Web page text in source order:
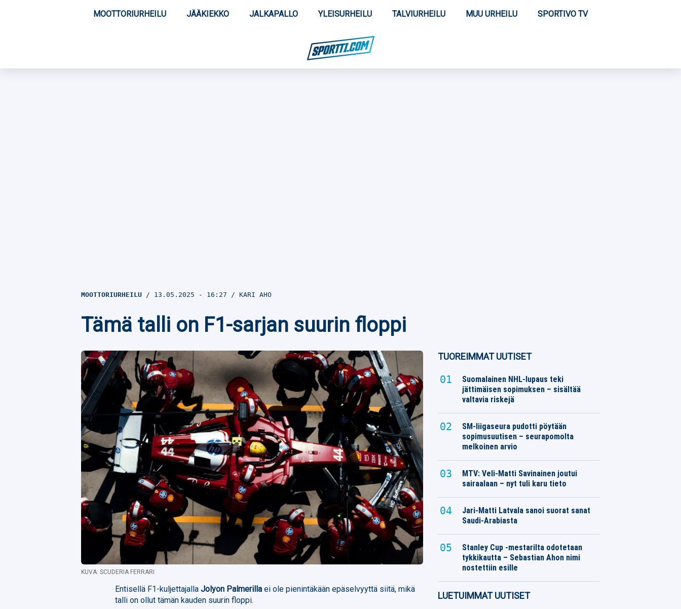
MOOTTORIURHEILU JÄÄKIEKKO JALKAPALLO YLEISURHEILU TALVIURHEILU MUU URHEILU SPORTIVO TV
MOOTTORIURHEILU 13.05.2025 - 16:27 KARI AHO
Tämä talli on F1-sarjan suurin floppi
KUVA: SCUDERIA FERRARI
Entisellä F1-kuljettajallaJolyon Palmerilla ei ole pienintäkään epäselvyyttä siitä, mikä
talli on ollut tämän kauden suurin floppi.
TUOREIMMAT UUTISET
Suomalainen NHL-lupaus teki
jättimäisen sopimuksen – sisältää
valtavia riskejä
SM-liigaseura pudotti pöytään
sopimusuutisen – seurapomolta
melkoinen arvio
MTV: Veli-Matti Savinainen joutui
sairaalaan – nyt tuli karu tieto
Jari-Matti Latvala sanoi suorat sanat
Saudi-Arabiasta
Stanley Cup -mestarilta odotetaan
tykkikautta – Sebastian Ahon nimi
nostettiin esille
LUETUIMMAT UUTISET